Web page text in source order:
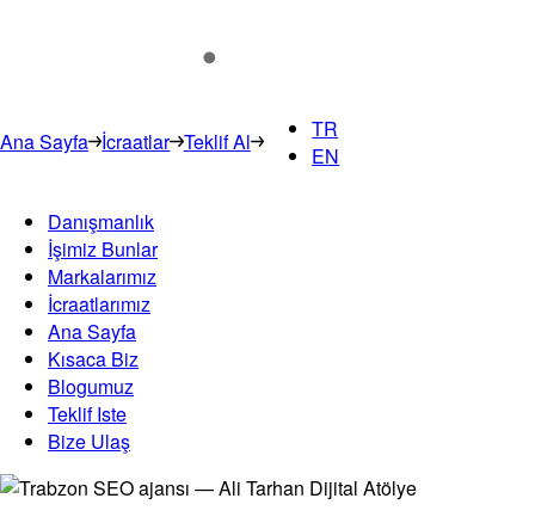
Ana Sayfa İcraatlar Teklif Al
TR
EN
Danışmanlık
İşimiz Bunlar
Markalarımız
İcraatlarımız
Ana Sayfa
Kısaca Biz
Blogumuz
Teklif Iste
Bize Ulaş